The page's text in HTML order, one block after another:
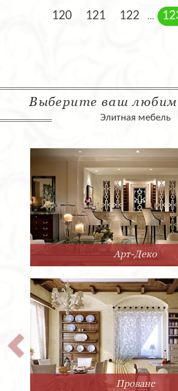
120 121 122 ...
Выберите ваш
Элитная мебель
Арт-Деко
Прованс